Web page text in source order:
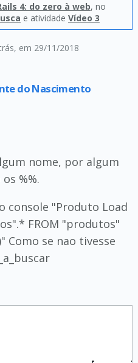
, em 29/11/2018
4: do zero à web, no
e atividade Vídeo 3
do Nascimento
nome, por algum
%%.
console "Produto Load
FROM "produtos"
Como se nao tivesse